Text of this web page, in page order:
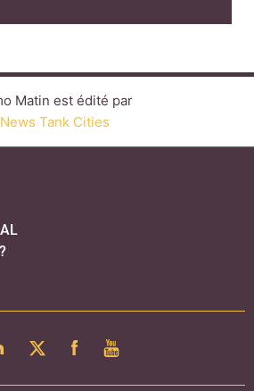
Matin est édité par
News Tank Cities
TWITTERFACEBOOK
YOUTUBE